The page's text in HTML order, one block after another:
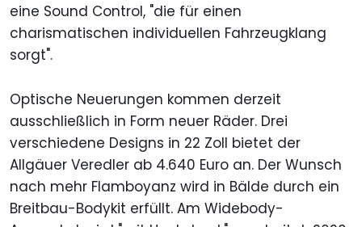
eine Sound Control, "die für einen
charismatischen individuellen Fahrzeugklang
sorgt".
Optische Neuerungen kommen derzeit
ausschließlich in Form neuer Räder. Drei
verschiedene Designs in 22 Zoll bietet der
Allgäuer Veredler ab 4.640 Euro an. Der Wunsch
nach mehr Flamboyanz wird in Bälde durch ein
Breitbau-Bodykit erfüllt. Am Widebody-